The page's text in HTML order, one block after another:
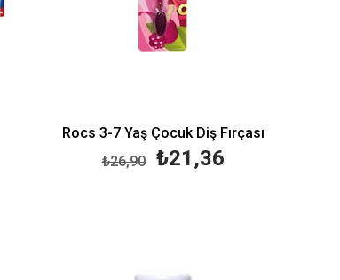
Rocs 3-7 Yaş Çocuk Diş Fırçası
₺21,36
₺26,90